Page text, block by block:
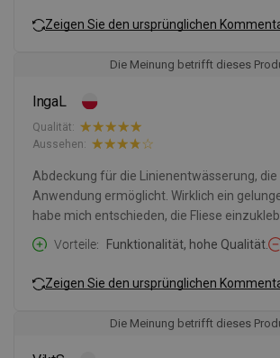
Zeigen Sie den ursprünglichen
Die Meinung betrifft dieses
IngaL
Qualität:
Aussehen:
Abdeckung für die Linienentwässerung,
Anwendung ermöglicht. Wirklich ein
habe mich entschieden, die Fliese
Vorteile
Funktionalität, hohe Qualität.
Zeigen Sie den ursprünglichen
Die Meinung betrifft dieses